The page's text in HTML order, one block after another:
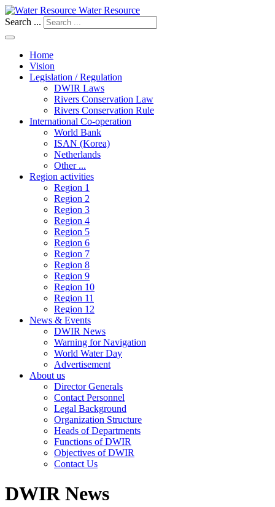
Water Resource
Search ...
Home
Vision
Legislation / Regulation
DWIR Laws
Rivers Conservation Law
Rivers Conservation Rule
International Co-operation
World Bank
ISAN (Korea)
Netherlands
Other ...
Region activities
Region 1
Region 2
Region 3
Region 4
Region 5
Region 6
Region 7
Region 8
Region 9
Region 10
Region 11
Region 12
News & Events
DWIR News
Warning for Navigation
World Water Day
Advertisement
About us
Director Generals
Contact Personnel
Legal Background
Organization Structure
Heads of Departments
Functions of DWIR
Objectives of DWIR
Contact Us
DWIR News